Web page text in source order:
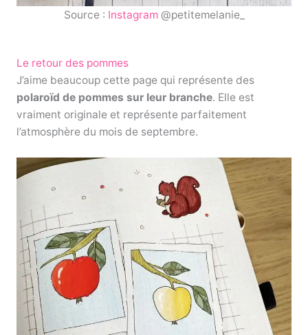
Source : Instagram@petitemelanie_
Le retour des pommes
J’aime beaucoup cette page qui représente des
polaroïd de pommes sur leur branche. Elle est
vraiment originale et représente parfaitement
l’atmosphère du mois de septembre.